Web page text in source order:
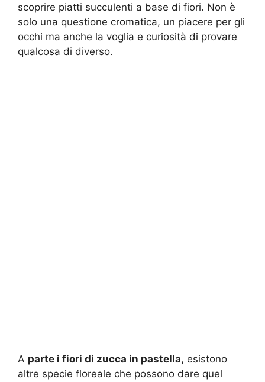
scoprire piatti succulenti a base di fiori. Non è
solo una questione cromatica, un piacere per gli
occhi ma anche la voglia e curiosità di provare
qualcosa di diverso.
A parte i fiori di zucca in pastella, esistono
altre specie floreale che possono dare quel